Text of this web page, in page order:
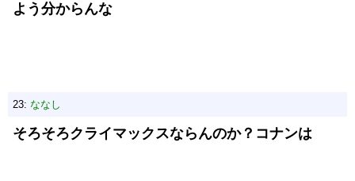
よう分からんな
23: ななし
そろそろクライマックスならんのか？コナンは